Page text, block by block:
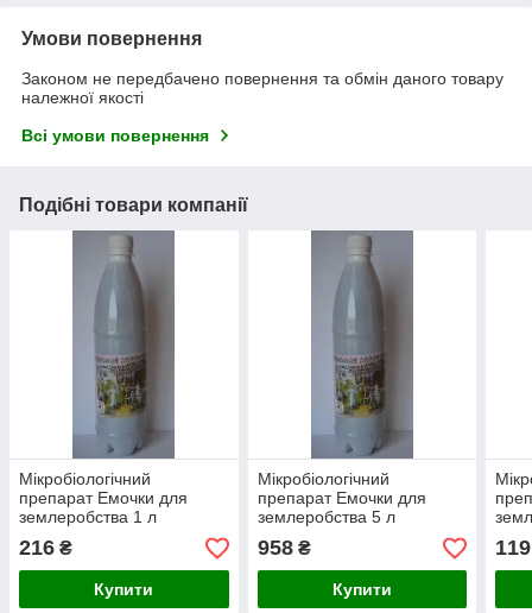
Умови повернення
Законом не передбачено повернення та обмін даного товару
належної якості
Всі умови повернення
Подібні товари компанії
Мікробіологічний
препарат Емочки для
землеробства 1 л
216 ₴
Купити
Мікробіологічний
препарат Емочки для
землеробства 5 л
958₴
Купити
119